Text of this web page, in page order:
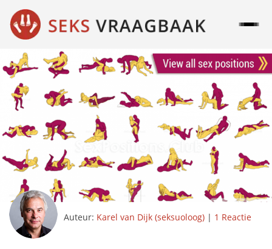
Auteur: Karel van Dijk (seksuoloog) | 1 Reactie